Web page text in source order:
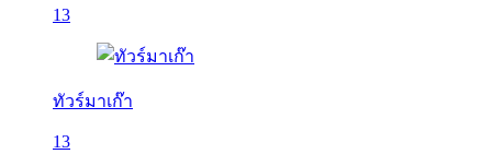
13
ทัวร์มาเก๊า
13